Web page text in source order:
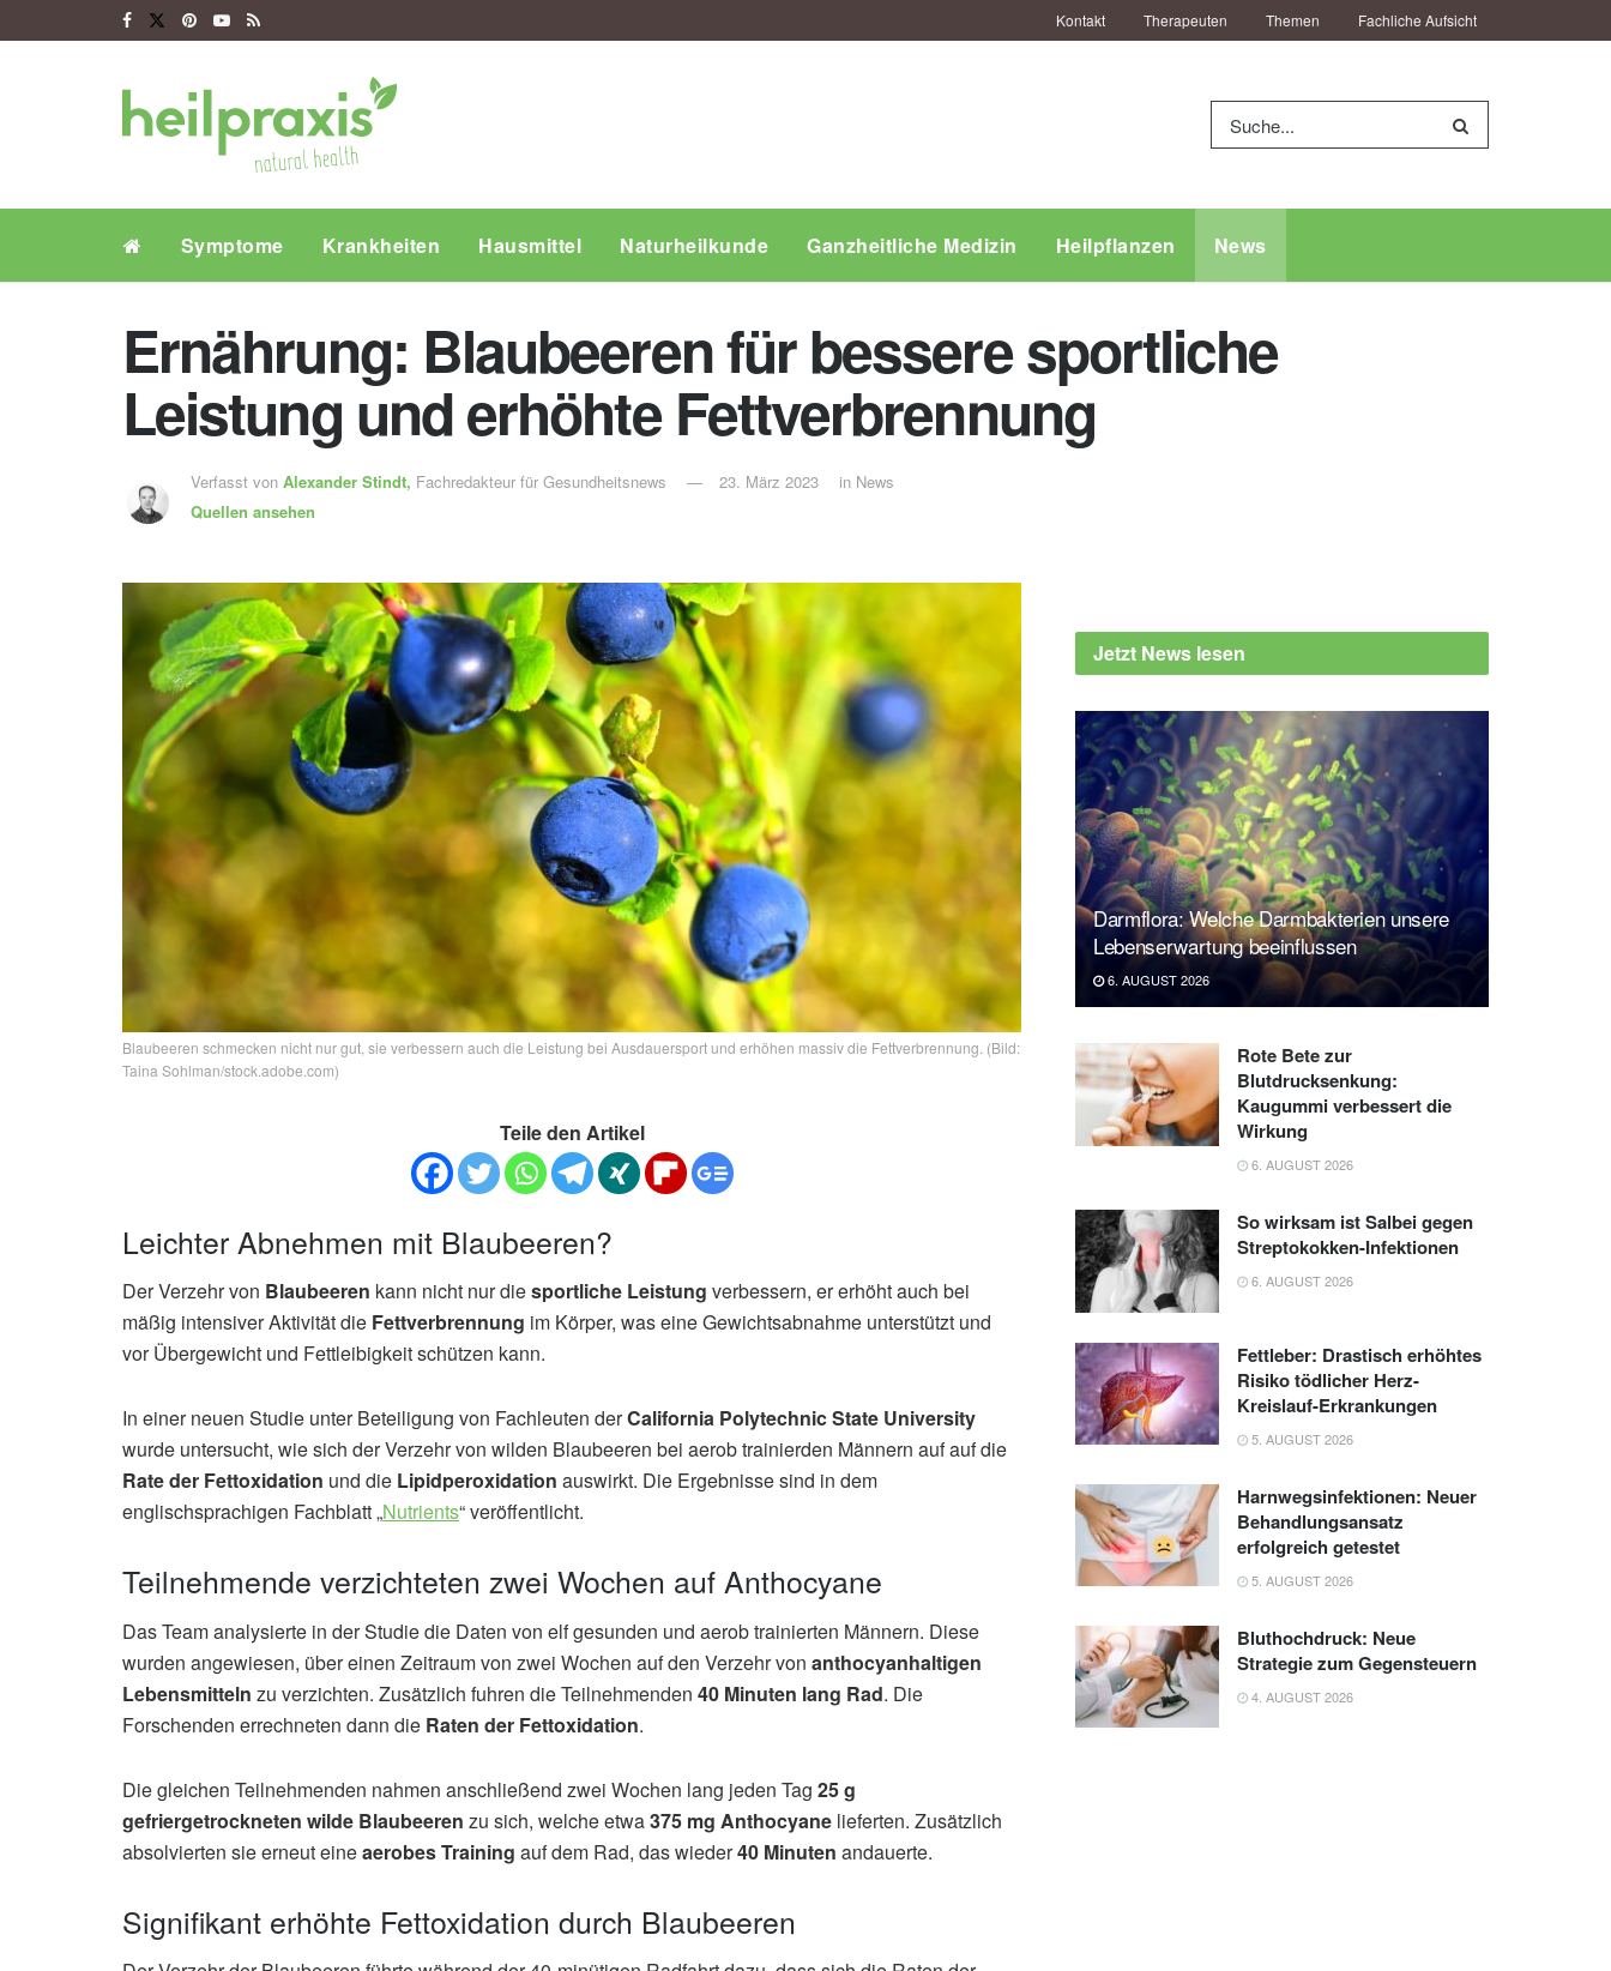
Kontakt Therapeuten Themen Fachliche Aufsicht
Symptome Krankheiten Hausmittel Naturheilkunde Ganzheitliche Medizin Heilpflanzen News
Ernährung: Blaubeeren für bessere sportliche
Leistung und erhöhte Fettverbrennung
Verfasst von Alexander Stindt, Fachredakteur für Gesundheitsnews
Quellen ansehen
23. März 2023 in News
Blaubeeren schmecken nicht nur gut, sie verbessern auch die Leistung bei Ausdauersport und erhöhen massiv die Fettverbrennung. (Bild:
Taina Sohlman/stock.adobe.com)
Teile den Artikel
Leichter Abnehmen mit Blaubeeren?
Der Verzehr von Blaubeeren kann nicht nur diesportliche Leistung verbessern, er erhöht auch bei
mäßig intensiver Aktivität die Fettverbrennung im Körper, was eine Gewichtsabnahme unterstützt und
vor Übergewicht und Fettleibigkeit schützen kann.
In einer neuen Studie unter Beteiligung von Fachleuten derCalifornia Polytechnic State University
wurde untersucht, wie sich der Verzehr von wilden Blaubeeren bei aerob trainierden Männern auf auf die
Rate der Fettoxidation und die Lipidperoxidation auswirkt. Die Ergebnisse sind in dem
englischsprachigen Fachblatt „Nutrients“ veröffentlicht.
Teilnehmende verzichteten zwei Wochen auf Anthocyane
Das Team analysierte in der Studie die Daten von elf gesunden und aerob trainierten Männern. Diese
wurden angewiesen, über einen Zeitraum von zwei Wochen auf den Verzehr von anthocyanhaltigen
Lebensmitteln zu verzichten. Zusätzlich fuhren die Teilnehmenden 40 Minuten lang Rad. Die
Forschenden errechneten dann die Raten der Fettoxidation.
Die gleichen Teilnehmenden nahmen anschließend zwei Wochen lang jeden Tag 25 g
gefriergetrockneten wilde Blaubeeren zu sich, welche etwa375 mg Anthocyane lieferten. Zusätzlich
absolvierten sie erneut eineaerobes Training auf dem Rad, das wieder40 Minuten andauerte.
Signifikant erhöhte Fettoxidation durch Blaubeeren
Jetzt News lesen
Darmflora: Welche Darmbakterien unsere
Lebenserwartung beeinflussen
6. AUGUST 2026
Rote Bete zur
Blutdrucksenkung:
Kaugummi verbessert die
Wirkung
6. AUGUST 2026
So wirksam ist Salbei gegen
Streptokokken-Infektionen
6. AUGUST 2026
Fettleber: Drastisch erhöhtes
Risiko tödlicher Herz-
Kreislauf-Erkrankungen
5. AUGUST 2026
Harnwegsinfektionen: Neuer
Behandlungsansatz
erfolgreich getestet
5. AUGUST 2026
Bluthochdruck: Neue
Strategie zum Gegensteuern
4. AUGUST 2026